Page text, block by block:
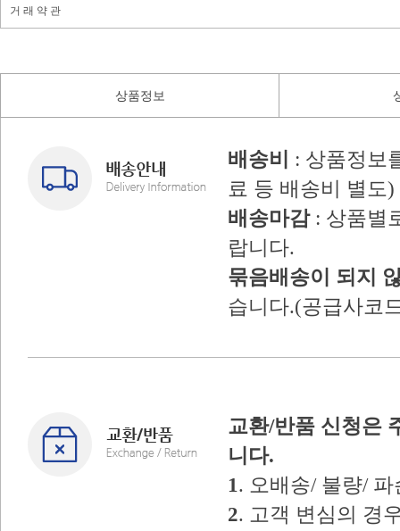
거 래 약 관
상품정보
배송비
: 상품정보
료 등 배송비 별도)
배송마감: 상품별
랍니다.
묶음배송이 되지
습니다.(공급사코
교환/반품 신청은
니다.
1. 오배송/ 불량/
2. 고객 변심의 경